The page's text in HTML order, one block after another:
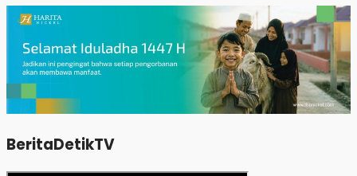
BeritaDetikTV